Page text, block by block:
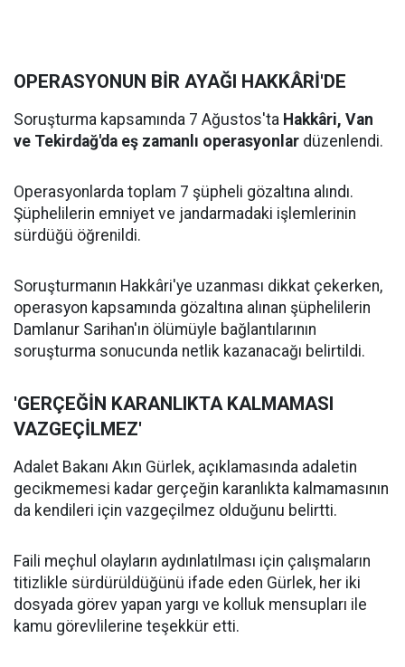
OPERASYONUN BİR AYAĞI HAKKÂRİ'DE
Soruşturma kapsamında 7 Ağustos'ta Hakkâri, Van
ve Tekirdağ'da eş zamanlı operasyonlar düzenlendi.
Operasyonlarda toplam 7 şüpheli gözaltına alındı.
Şüphelilerin emniyet ve jandarmadaki işlemlerinin
sürdüğü öğrenildi.
Soruşturmanın Hakkâri'ye uzanması dikkat çekerken,
operasyon kapsamında gözaltına alınan şüphelilerin
Damlanur Sarihan'ın ölümüyle bağlantılarının
soruşturma sonucunda netlik kazanacağı belirtildi.
'GERÇEĞİN KARANLIKTA KALMAMASI
VAZGEÇİLMEZ'
Adalet Bakanı Akın Gürlek, açıklamasında adaletin
gecikmemesi kadar gerçeğin karanlıkta kalmamasının
da kendileri için vazgeçilmez olduğunu belirtti.
Faili meçhul olayların aydınlatılması için çalışmaların
titizlikle sürdürüldüğünü ifade eden Gürlek, her iki
dosyada görev yapan yargı ve kolluk mensupları ile
kamu görevlilerine teşekkür etti.